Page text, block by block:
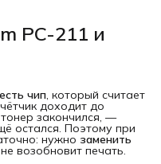
PC-211 и
чип, который считает
доходит до
закончился, —
остался. Поэтому при
нужно заменить
возобновит печать.